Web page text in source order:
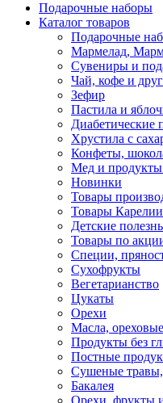
Подарочные наборы
Каталог товаров
Подарочные
Мармелад,
Сувениры и
Чай, кофе и
Зефир
Пастила и
Диабетические
Хрустила с
Конфеты,
Мед и продукты
Новинки
Товары
Товары Карелии
Детские
Товары по
Специи,
Сухофрукты
Вегетарианство
Цукаты
Орехи
Масла,
Продукты без
Постные
Сушеные
Бакалея